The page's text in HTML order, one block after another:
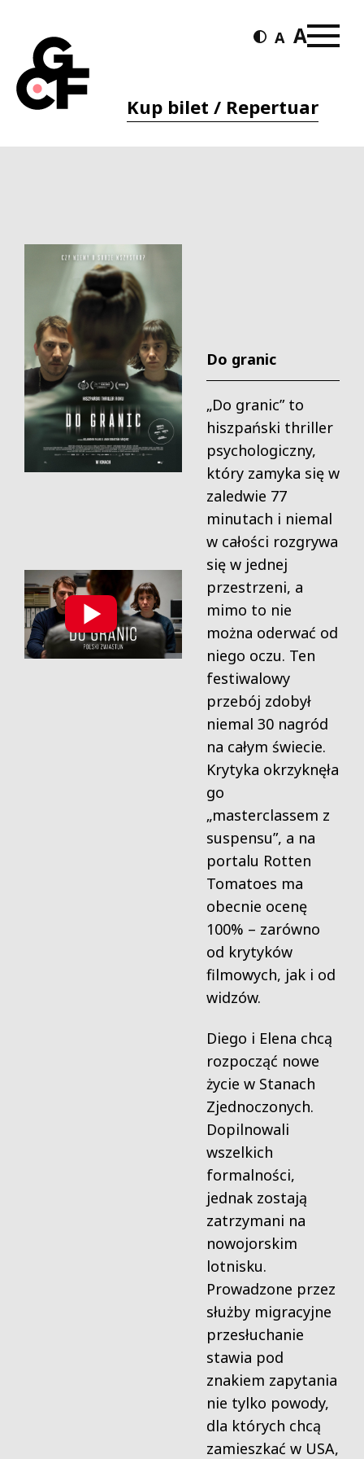
Kup bilet / Repertuar
Do granic
„Do granic” to
hiszpański thriller
psychologiczny,
który zamyka się w
zaledwie 77
minutach i niemal
w całości rozgrywa
się w jednej
przestrzeni, a
mimo to nie
można oderwać od
niego oczu. Ten
festiwalowy
przebój zdobył
niemal 30 nagród
na całym świecie.
Krytyka okrzyknęła
go
„masterclassem z
suspensu”, a na
portalu Rotten
Tomatoes ma
obecnie ocenę
100% – zarówno
od krytyków
filmowych, jak i od
widzów.
Diego i Elena chcą
rozpocząć nowe
życie w Stanach
Zjednoczonych.
Dopilnowali
wszelkich
formalności,
jednak zostają
zatrzymani na
nowojorskim
lotnisku.
Prowadzone przez
służby migracyjne
przesłuchanie
stawia pod
znakiem zapytania
nie tylko powody,
dla których chcą
zamieszkać w USA,